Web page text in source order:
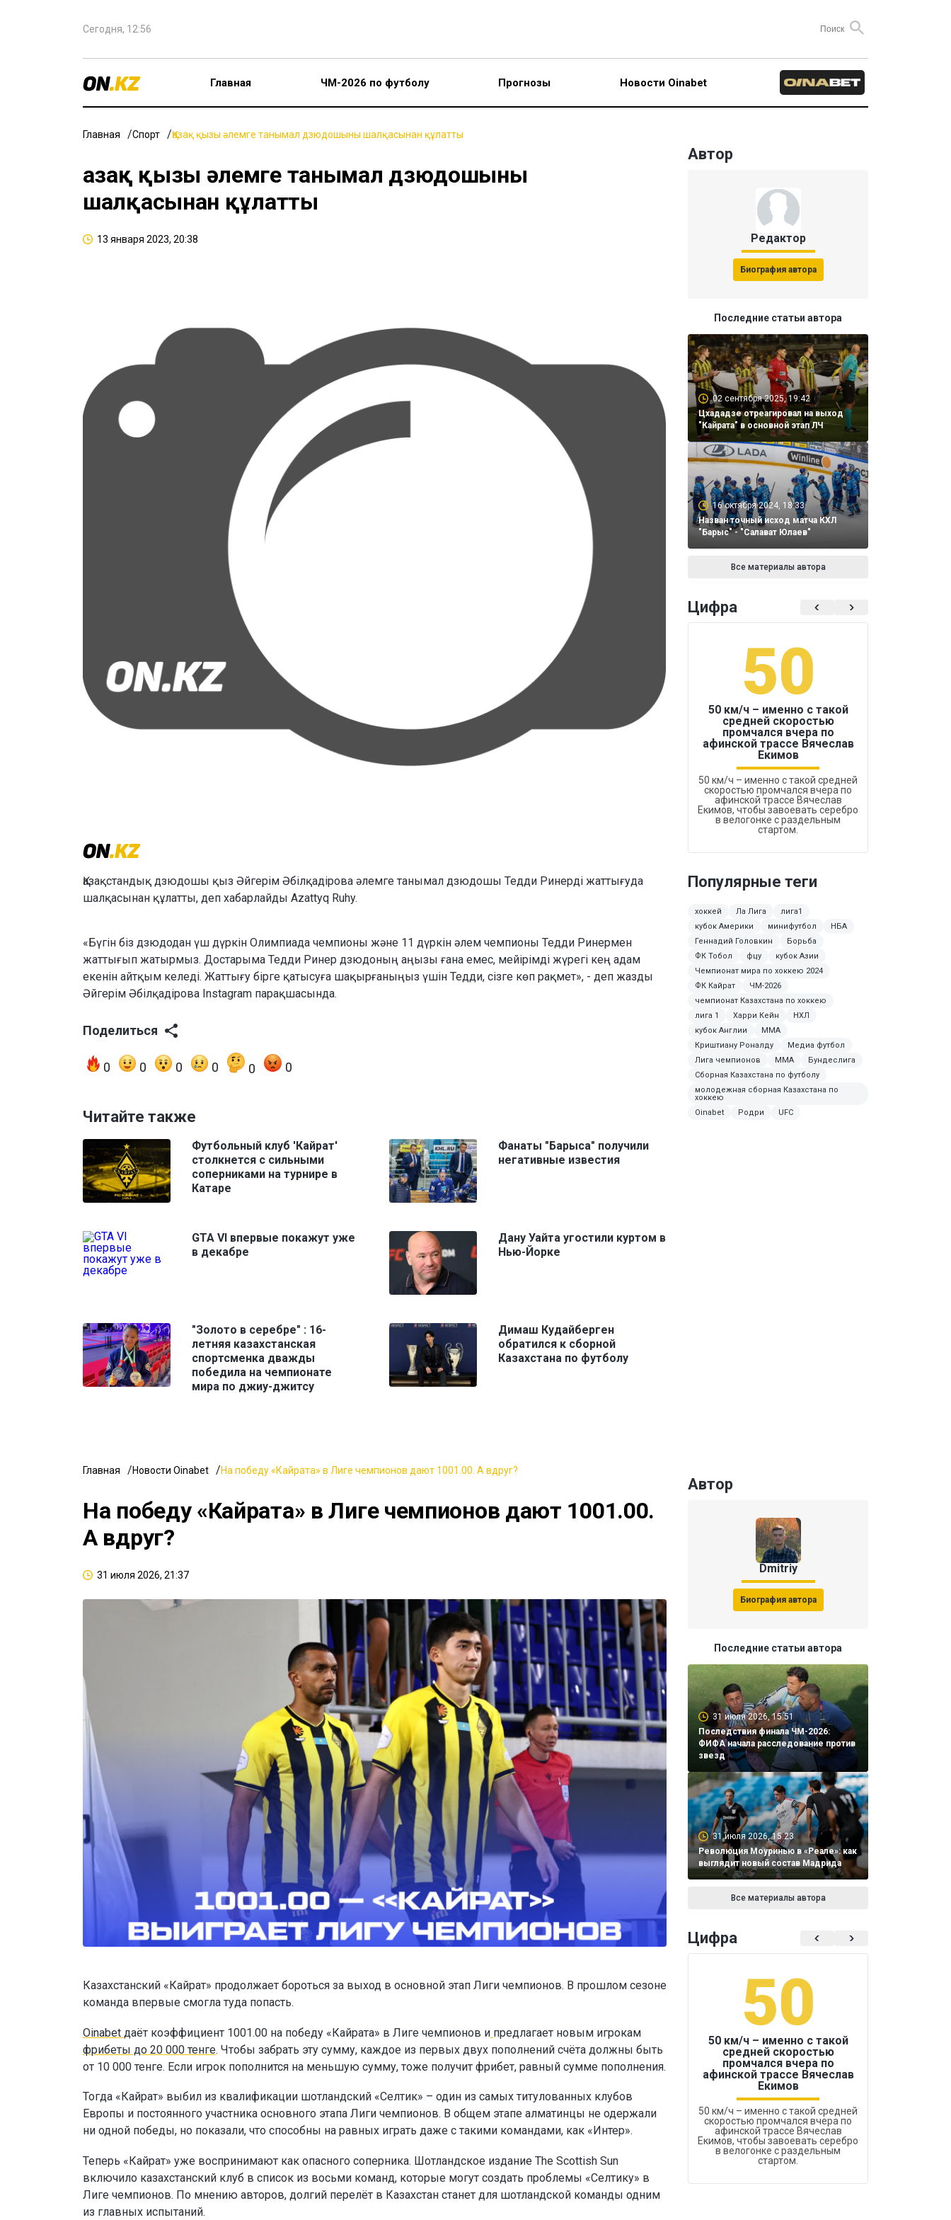
Сегодня, 12:56
Главная ЧМ-2026 по футболу Прогнозы Новости Oinabet
Главная Спорт Қазақ қызы әлемге танымал дзюдошыны шалқасынан құлатты
Қазақ қызы әлемге танымал дзюдошыны
шалқасынан құлатты
13 января 2023, 20:38
Қазақстандық дзюдошы қыз Әйгерім Әбілқадірова әлемге танымал дзюдошы Тедди Ринерді жаттығуда
шалқасынан құлатты, деп хабарлайды Azattyq Ruhy.
«Бүгін біз дзюдодан үш дүркін Олимпиада чемпионы және 11 дүркін әлем чемпионы Тедди Ринермен
жаттығып жатырмыз. Достарыма Тедди Ринер дзюдоның аңызы ғана емес, мейірімді жүрегі кең адам
екенін айтқым келеді. Жаттығу бірге қатысуға шақырғаныңыз үшін Тедди, сізге көп рақмет», - деп жазды
Әйгерім Әбілқадірова Instagram парақшасында.
Поделиться
0 0 0 0 0 0
Читайте также
Футбольный клуб 'Кайрат'
столкнется с сильными
соперниками на турнире в
Катаре
Фанаты "Барыса" получили
негативные известия
GTA VI впервые покажут уже
в декабре
Дану Уайта угостили куртом в
Нью-Йорке
"Золото в серебре" : 16-
летняя казахстанская
спортсменка дважды
победила на чемпионате
мира по джиу-джитсу
Димаш Кудайберген
обратился к сборной
Казахстана по футболу
Автор
Редактор
Биография автора
Последние статьи автора
02 сентября 2025, 19:42
Цхададзе отреагировал на выход
"Кайрата" в основной этап ЛЧ
16 октября 2024, 18:33
Назван точный исход матча КХЛ
"Барыс" - "Салават Юлаев"
Все материалы автора
Цифра
50
50 км/ч – именно с такой
средней скоростью
промчался вчера по
афинской трассе Вячеслав
Екимов
50 км/ч – именно с такой средней
скоростью промчался вчера по
афинской трассе Вячеслав
Екимов, чтобы завоевать серебро
в велогонке с раздельным
стартом.
Популярные теги
хоккей Ла Лига
лига1
кубок Америки
минифутбол
НБА
Геннадий Головкин
Борьба
ФК Тобол
фцу
кубок Азии
Чемпионат мира по хоккею 2024
ФК Кайрат
ЧМ-2026
чемпионат Казахстана по хоккею
лига 1
Харри Кейн
НХЛ
кубок Англии
MMA
Криштиану Роналду
Медиа футбол
Лига чемпионов
ММА
Бундеслига
Сборная Казахстана по футболу
молодежная сборная Казахстана по
хоккею
Oinabet
Родри UFC
Главная Новости Oinabet На победу «Кайрата» в Лиге чемпионов дают 1001.00. А вдруг?
На победу «Кайрата» в Лиге чемпионов дают 1001.00.
А вдруг?
31 июля 2026, 21:37
Казахстанский «Кайрат» продолжает бороться за выход в основной этап Лиги чемпионов. В прошлом сезоне
команда впервые смогла туда попасть.
Oinabet даёт коэффициент 1001.00 на победу «Кайрата» в Лиге чемпионов и предлагает новым игрокам
фрибеты до 20 000 тенге. Чтобы забрать эту сумму, каждое из первых двух пополнений счёта должны быть
от 10 000 тенге. Если игрок пополнится на меньшую сумму, тоже получит фрибет, равный сумме пополнения.
Тогда «Кайрат» выбил из квалификации шотландский «Селтик» – один из самых титулованных клубов
Европы и постоянного участника основного этапа Лиги чемпионов. В общем этапе алматинцы не одержали
ни одной победы, но показали, что способны на равных играть даже с такими командами, как «Интер».
Теперь «Кайрат» уже воспринимают как опасного соперника. Шотландское издание The Scottish Sun
включило казахстанский клуб в список из восьми команд, которые могут создать проблемы «Селтику» в
Лиге чемпионов. По мнению авторов, долгий перелёт в Казахстан станет для шотландской команды одним
из главных испытаний.
Автор
Dmitriy
Биография автора
Последние статьи автора
31 июля 2026, 15:51
Последствия финала ЧМ-2026:
ФИФА начала расследование против
звезд
31 июля 2026, 15:23
Революция Моуринью в «Реале»: как
выглядит новый состав Мадрида
Все материалы автора
Цифра
50
50 км/ч – именно с такой
средней скоростью
промчался вчера по
афинской трассе Вячеслав
Екимов
50 км/ч – именно с такой средней
скоростью промчался вчера по
афинской трассе Вячеслав
Екимов, чтобы завоевать серебро
в велогонке с раздельным
стартом.